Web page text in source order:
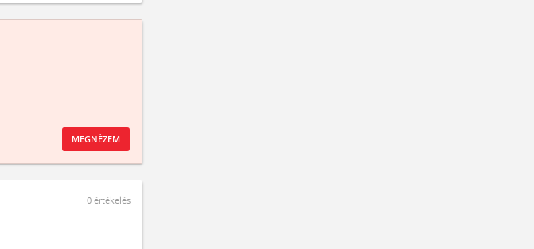
MEGNÉZEM
0 értékelés